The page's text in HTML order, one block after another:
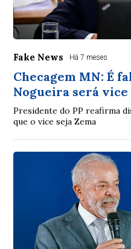
Fake News Há 7 meses
Checagem MN: É
Nogueira será
Presidente do PP reafirma
que o vice seja Zema